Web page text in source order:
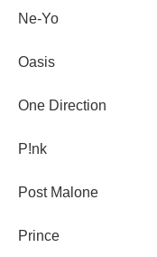
Ne-Yo
Oasis
One Direction
P!nk
Post Malone
Prince